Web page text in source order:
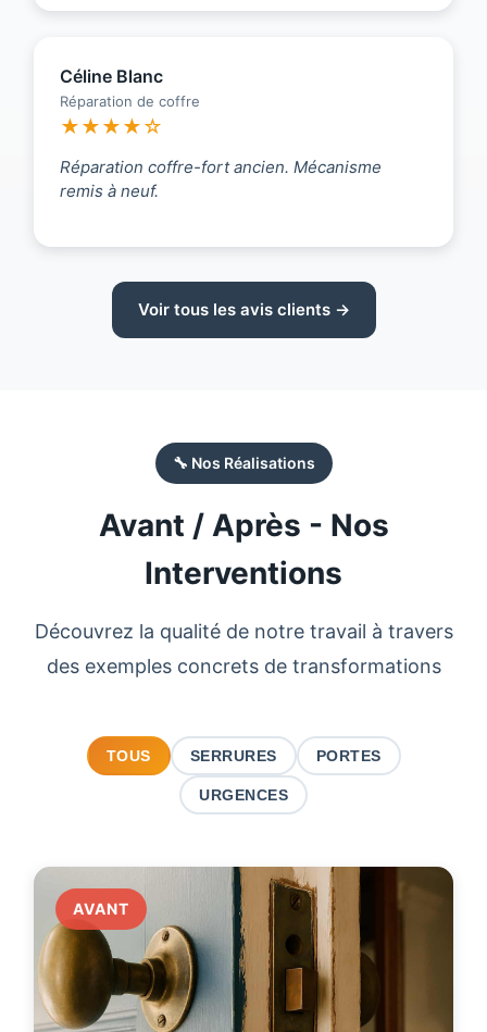
Céline Blanc
Réparation de coffre
★★★★☆
Réparation coffre-fort ancien. Mécanisme
remis à neuf.
Voir tous les avis clients →
🔧 Nos Réalisations
Avant / Après - Nos
Interventions
Découvrez la qualité de notre travail à travers
des exemples concrets de transformations
TOUS SERRURES PORTES
URGENCES
AVANT